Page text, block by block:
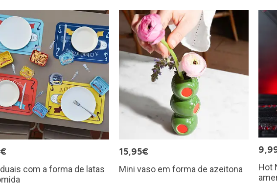
com a forma de latas
15,95€
Mini vaso em forma de azeitona
Hot